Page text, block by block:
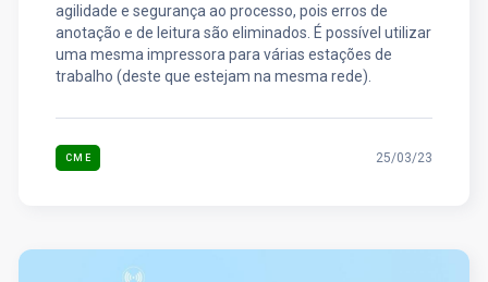
agilidade e segurança ao processo, pois erros de
anotação e de leitura são eliminados. É possível utilizar
uma mesma impressora para várias estações de
trabalho (deste que estejam na mesma rede).
CME 25/03/23